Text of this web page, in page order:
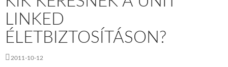
LINKED
ÉLETBIZTOSÍTÁSON?
2011-10-12